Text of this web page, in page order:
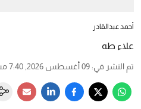
أحمد عبدالقادر
علاء طه
تم النشر في: 09 أغسطس 2026, 7:40 مساءً